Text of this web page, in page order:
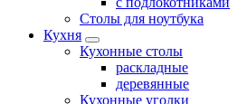
Столы для ноутбука
Кухня
Кухонные столы
раскладные
деревянные
Кухонные уголки